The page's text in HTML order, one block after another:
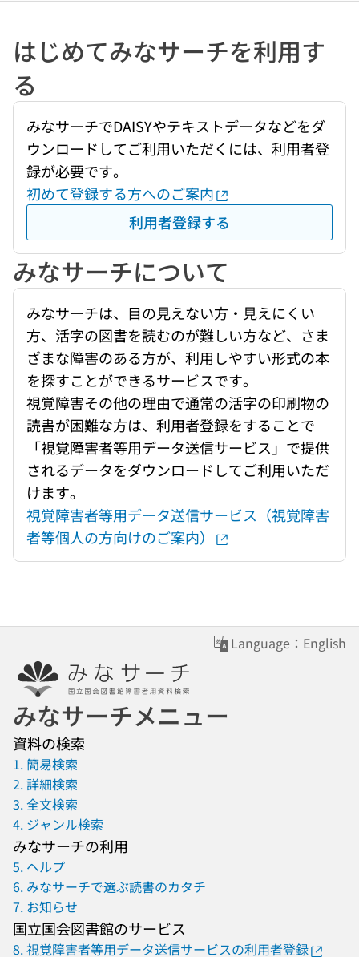
はじめてみなサーチを利用す
る
みなサーチでDAISYやテキストデータなどをダ
ウンロードしてご利用いただくには、利用者登
録が必要です。
初めて登録する方へのご案内
利用者登録する
みなサーチについて
みなサーチは、目の見えない方・見えにくい
方、活字の図書を読むのが難しい方など、さま
ざまな障害のある方が、利用しやすい形式の本
を探すことができるサービスです。
視覚障害その他の理由で通常の活字の印刷物の
読書が困難な方は、利用者登録をすることで
「視覚障害者等用データ送信サービス」で提供
されるデータをダウンロードしてご利用いただ
けます。
視覚障害者等用データ送信サービス（視覚障害
者等個人の方向けのご案内）
Language：English
みなサーチメニュー
資料の検索
1. 簡易検索
2. 詳細検索
3. 全文検索
4. ジャンル検索
みなサーチの利用
5. ヘルプ
6. みなサーチで選ぶ読書のカタチ
7. お知らせ
国立国会図書館のサービス
8. 視覚障害者等用データ送信サービスの利用者登録